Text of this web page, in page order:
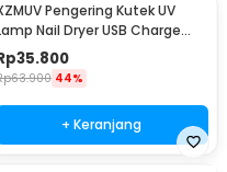
Pengering Kutek UV
Nail Dryer USB Charge
- MINI801
35.800
63.900 44%
+ Keranjang